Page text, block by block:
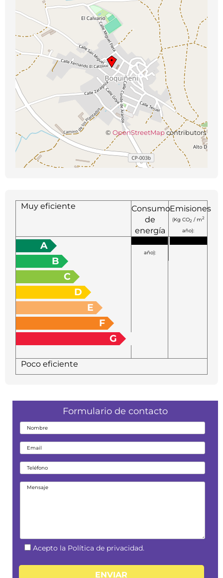
© OpenStreetMapcontributors
Muy eficiente
Consumo
de
energía
año):
Emisiones
(Kg CO2 / m2
año):
A
B
C
D
E
F
G
Poco eficiente
Formulario de contacto
Acepto la Política de privacidad.